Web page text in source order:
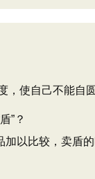
，使自己不能自
”？
以比较，卖盾